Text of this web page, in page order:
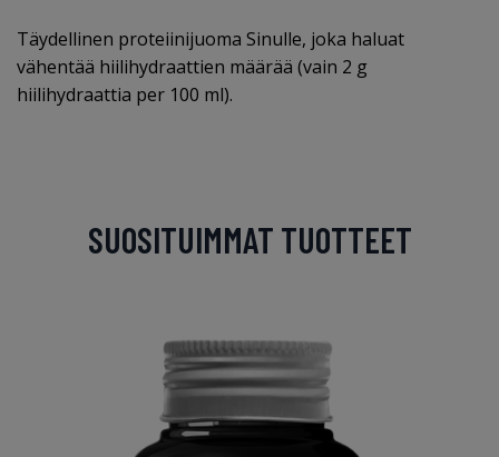
Täydellinen proteiinijuoma Sinulle, joka haluat
vähentää hiilihydraattien määrää (vain 2 g
hiilihydraattia per 100 ml).
SUOSITUIMMAT TUOTTEET